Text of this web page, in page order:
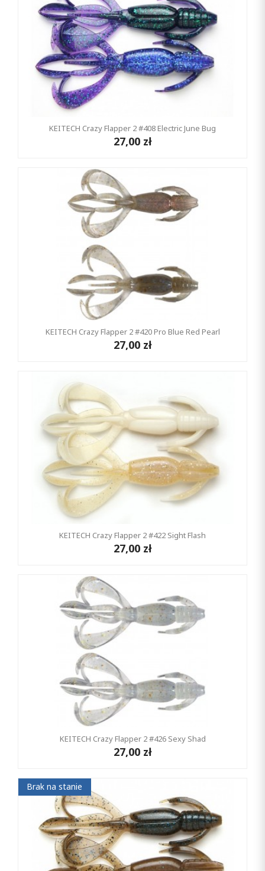
KEITECH Crazy Flapper 2 #408 Electric June Bug
27,00 zł
KEITECH Crazy Flapper 2 #420 Pro Blue Red Pearl
27,00 zł
KEITECH Crazy Flapper 2 #422 Sight Flash
27,00 zł
KEITECH Crazy Flapper 2 #426 Sexy Shad
27,00 zł
Brak na stanie